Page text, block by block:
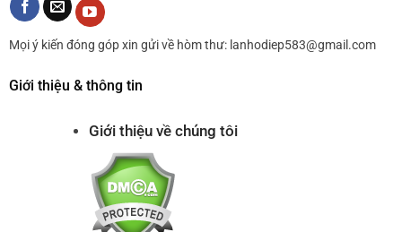
Mọi ý kiến đóng góp xin gửi về hòm thư: lanhodiep583@gmail.com
Giới thiệu & thông tin
Giới thiệu về chúng tôi